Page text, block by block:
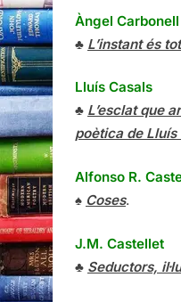
Àngel Carbonell
♣ L’instant és tot
Lluís Casals
♣ L’esclat que
poètica de Lluís
Alfonso R.
♠ Coses.
J.M. Castellet
♣ Seductors,